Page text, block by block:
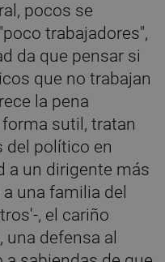
pocos se
trabajadores",
da que pensar si
que no trabajan
la pena
sutil, tratan
del político en
a un dirigente más
una familia del
, el cariño
defensa al